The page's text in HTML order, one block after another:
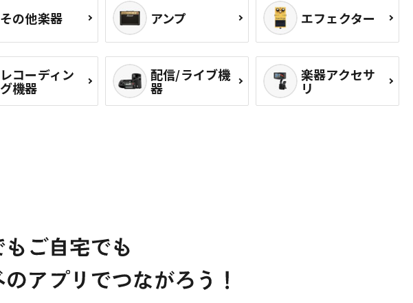
その他楽器 アンプ エフェクター
レコーディン
グ機器
配信/ライブ機
器
楽器アクセサ
リ